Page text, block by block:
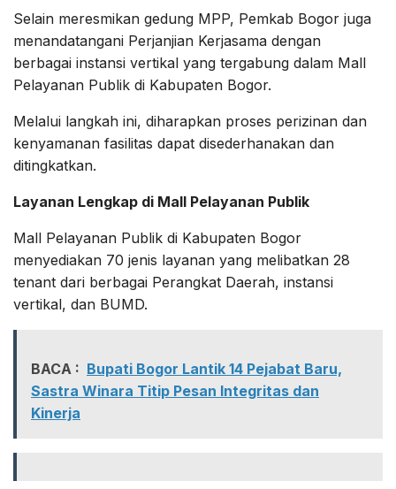
Selain meresmikan gedung MPP, Pemkab Bogor juga
menandatangani Perjanjian Kerjasama dengan
berbagai instansi vertikal yang tergabung dalam Mall
Pelayanan Publik di Kabupaten Bogor.
Melalui langkah ini, diharapkan proses perizinan dan
kenyamanan fasilitas dapat disederhanakan dan
ditingkatkan.
Layanan Lengkap di Mall Pelayanan Publik
Mall Pelayanan Publik di Kabupaten Bogor
menyediakan 70 jenis layanan yang melibatkan 28
tenant dari berbagai Perangkat Daerah, instansi
vertikal, dan BUMD.
BACA : Bupati Bogor Lantik 14 Pejabat Baru,
Sastra Winara Titip Pesan Integritas dan
Kinerja